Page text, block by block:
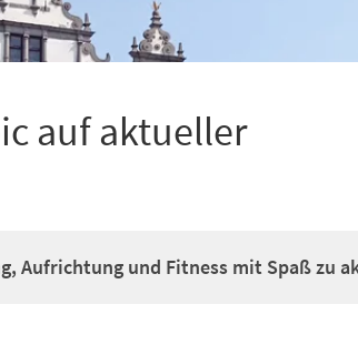
auf aktueller
Aufrichtung und Fitness mit Spaß zu